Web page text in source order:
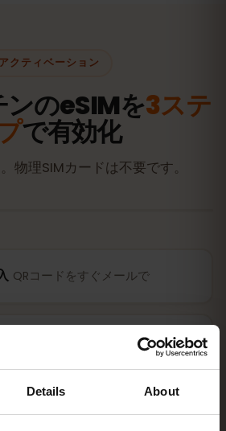
Details About
クティベーション
のeSIMを3ステ
で有効化
物理SIMカードは不要です。
QRコードをすぐメールで
自宅のWi‑FiでQRコードを